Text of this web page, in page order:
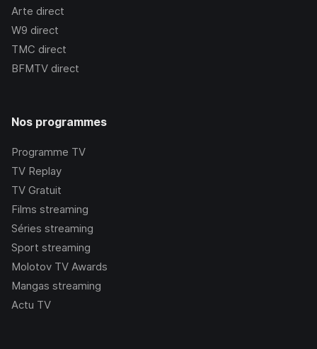
Arte direct
W9 direct
TMC direct
BFMTV direct
Nos programmes
Programme TV
TV Replay
TV Gratuit
Films streaming
Séries streaming
Sport streaming
Molotov TV Awards
Mangas streaming
Actu TV